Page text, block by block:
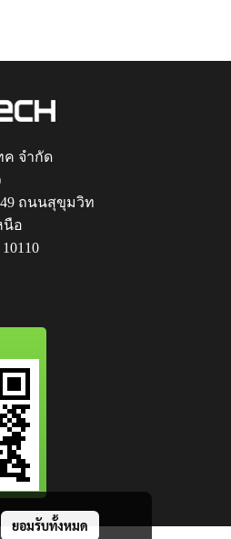
ค จำกัด
ถนนสุขุมวิท
นือ
ยอมรับทั้งหมด